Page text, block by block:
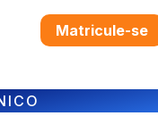
Matricule-se